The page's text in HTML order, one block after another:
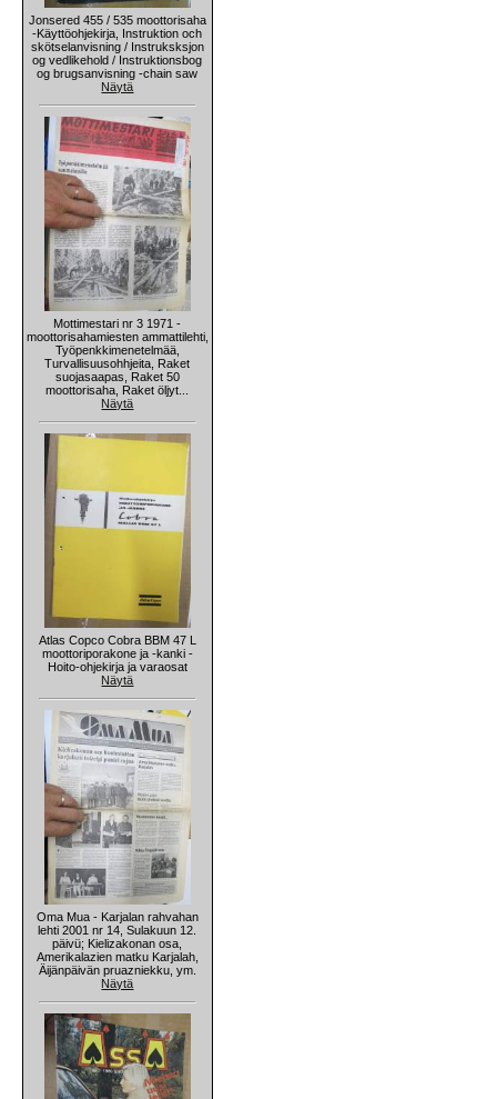
Jonsered 455 / 535 moottorisaha
-Käyttöohjekirja, Instruktion och
skötselanvisning / Instruksksjon
og vedlikehold / Instruktionsbog
og brugsanvisning -chain saw
Näytä
Mottimestari nr 3 1971 -
moottorisahamiesten ammattilehti,
Työpenkkimenetelmää,
Turvallisuusohhjeita, Raket
suojasaapas, Raket 50
moottorisaha, Raket öljyt...
Näytä
Atlas Copco Cobra BBM 47 L
moottoriporakone ja -kanki -
Hoito-ohjekirja ja varaosat
Näytä
Oma Mua - Karjalan rahvahan
lehti 2001 nr 14, Sulakuun 12.
päivü; Kielizakonan osa,
Amerikalazien matku Karjalah,
Äijänpäivän pruazniekku, ym.
Näytä